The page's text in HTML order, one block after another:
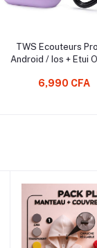
Ajouter au
Generic
Iphone 6/
1,490